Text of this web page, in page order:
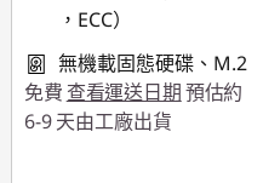
，ECC）
無機載固態硬碟、M.2
免費 查看運送日期預估約
6-9 天由工廠出貨